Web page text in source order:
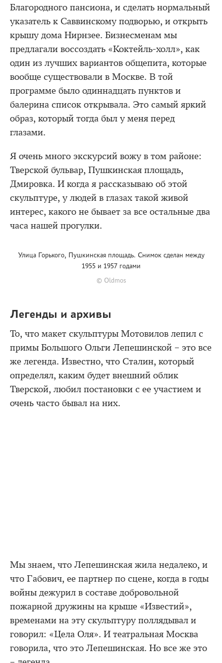
Благородного пансиона, и сделать нормальный
указатель к Саввинскому подворью, и открыть
крышу дома Нирнзее. Бизнесменам мы
предлагали воссоздать «Коктейль-холл», как
один из лучших вариантов общепита, которые
вообще существовали в Москве. В той
программе было одиннадцать пунктов и
балерина список открывала. Это самый яркий
образ, который тогда был у меня перед
глазами.
Я очень много экскурсий вожу в том районе:
Тверской бульвар, Пушкинская площадь,
Дмировка. И когда я рассказываю об этой
скульптуре, у людей в глазах такой живой
интерес, какого не бывает за все остальные два
часа нашей прогулки.
Улица Горького, Пушкинская площадь. Снимок сделан между
1955 и 1957 годами
© Oldmos
Легенды и архивы
То, что макет скульптуры Мотовилов лепил с
примы Большого Ольги Лепешинской – это все
же легенда. Известно, что Сталин, который
определял, каким будет внешний облик
Тверской, любил постановки с ее участием и
очень часто бывал на них.
Мы знаем, что Лепешинская жила недалеко, и
что Габович, ее партнер по сцене, когда в годы
войны дежурил в составе добровольной
пожарной дружины на крыше «Известий»,
временами на эту скульптуру поллядывал и
говорил: «Цела Оля». И театральная Москва
говорила, что это Лепешинская. Но все же это